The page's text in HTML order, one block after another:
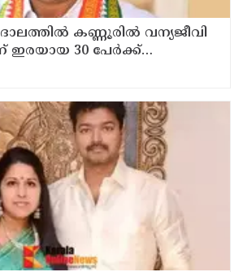
കണ്ണൂരിൽ വന്യജീവി
30 പേർക്ക്